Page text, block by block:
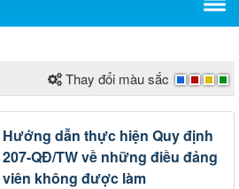
Thay đổi màu sắc
Hướng dẫn thực hiện Quy định
207-QĐ/TW về những điều đảng
viên không được làm